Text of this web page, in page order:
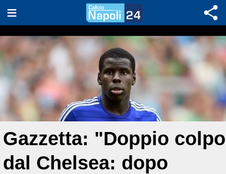
Gazzetta: "Doppio colpo
dal Chelsea: dopo